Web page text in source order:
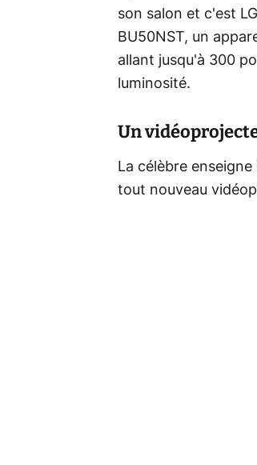
son salon et c'est
BU50NST, un
allant jusqu'à 300
luminosité.
Un
La célèbre
tout nouveau